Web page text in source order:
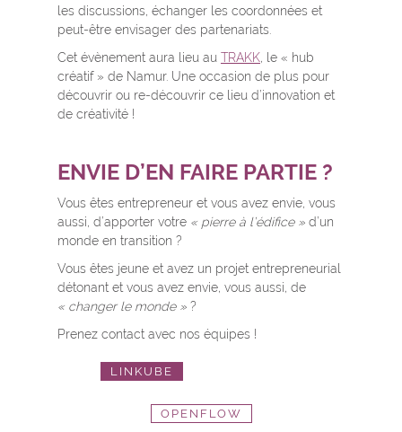
les discussions, échanger les coordonnées et
peut-être envisager des partenariats.
Cet évènement aura lieu au TRAKK , le « hub
créatif » de Namur. Une occasion de plus pour
découvrir ou re-découvrir ce lieu d’innovation et
de créativité !
ENVIE D’EN FAIRE PARTIE ?
Vous êtes entrepreneur et vous avez envie, vous
aussi, d’apporter votre « pierre à l’édifice » d’un
monde en transition ?
Vous êtes jeune et avez un projet entrepreneurial
détonant et vous avez envie, vous aussi, de
« changer le monde » ?
Prenez contact avec nos équipes !
LINKUBE
OPENFLOW